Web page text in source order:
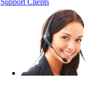
Support Clients